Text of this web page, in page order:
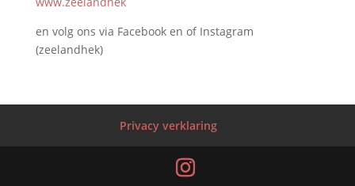
en volg ons via Facebook en of Instagram
(zeelandhek)
Privacy verklaring